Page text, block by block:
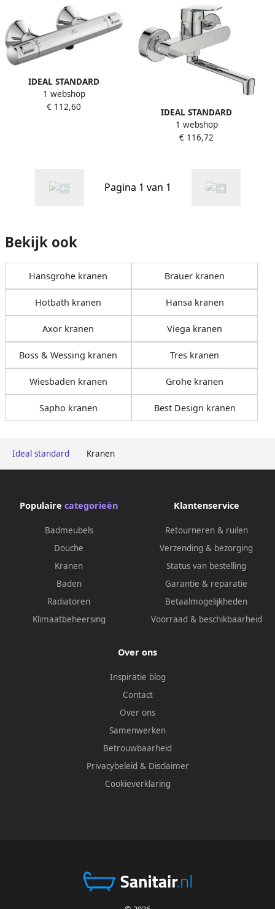
Ideal standard Kranen
600mm chroom
chroom
IDEAL STANDARD
Ceratherm T25
douchethermostaat 15cm
1 webshop
€ 112,60
IDEAL STANDARD
keukenwandmengkraan
1greeps ceraflex uitloop
1 webshop
€ 116,72
Pagina 1 van 1
Bekijk ook
Hansgrohe kranen Brauer kranen
Hotbath kranen Hansa kranen
Axor kranen Viega kranen
Boss & Wessing kranen Tres kranen
Wiesbaden kranen Grohe kranen
Sapho kranen Best Design kranen
Populaire categorieën
Badmeubels
Douche
Kranen
Baden
Radiatoren
Klimaatbeheersing
Klantenservice
Retourneren & ruilen
Verzending & bezorging
Status van bestelling
Garantie & reparatie
Betaalmogelijkheden
Voorraad & beschikbaarheid
Over ons
Inspiratie blog
Contact
Over ons
Samenwerken
Betrouwbaarheid
Privacybeleid & Disclaimer
Cookieverklaring